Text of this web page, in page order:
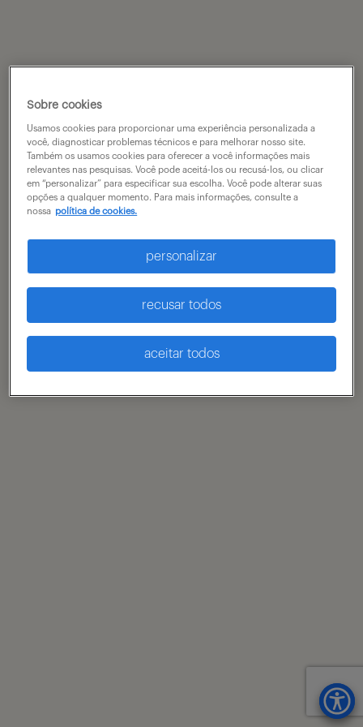
Sobre cookies
Usamos cookies para proporcionar uma experiência personalizada a
você, diagnosticar problemas técnicos e para melhorar nosso site.
Também os usamos cookies para oferecer a você informações mais
relevantes nas pesquisas. Você pode aceitá-los ou recusá-los, ou clicar
em “personalizar” para especificar sua escolha. Você pode alterar suas
opções a qualquer momento. Para mais informações, consulte a
nossa política de cookies.
personalizar
recusar todos
aceitar todos